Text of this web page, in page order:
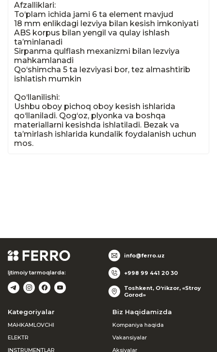
Afzalliklari:
To‘plam ichida jami 6 ta element mavjud
18 mm enlikdagi lezviya bilan kesish imkoniyati
ABS korpus bilan yengil va qulay ishlash
ta’minlanadi
Sirpanma qulflash mexanizmi bilan lezviya
mahkamlanadi
Qo‘shimcha 5 ta lezviyasi bor, tez almashtirib
ishlatish mumkin
Qo‘llanilishi:
Ushbu oboy pichoq oboy kesish ishlarida
qo‘llaniladi. Qog‘oz, plyonka va boshqa
materiallarni kesishda ishlatiladi. Bezak va
ta’mirlash ishlarida kundalik foydalanish uchun
mos.
Ijtimoiy tarmoqlarda:
info@ferro.uz
+998 99 441 20 30
Toshkent, O‘rikzor, «Stroy
Gorod»
Kategoriyalar
MAHKAMLOVCHI
ELEKTR
INSTRUMENTLAR
Biz Haqidamizda
Kompaniya haqida
Vakansiyalar
Aksiyalar